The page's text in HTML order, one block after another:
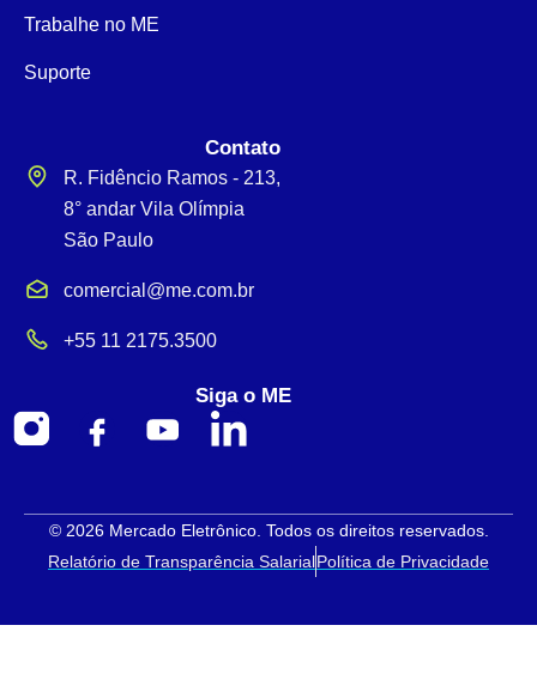
Trabalhe no ME
Suporte
Contato
R. Fidêncio Ramos - 213,
8° andar Vila Olímpia
São Paulo
comercial@me.com.br
+55 11 2175.3500
Siga o ME
© 2026 Mercado Eletrônico. Todos os direitos reservados.
Relatório de Transparência SalarialPolítica de Privacidade